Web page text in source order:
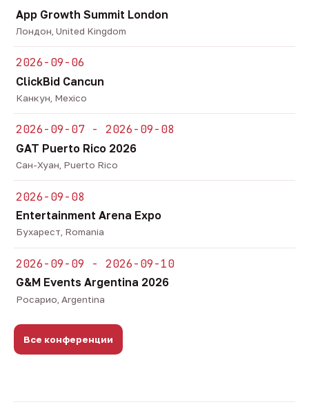
App Growth Summit London
Лондон, United Kingdom
2026-09-06
ClickBid Cancun
Канкун, Mexico
2026-09-07 - 2026-09-08
GAT Puerto Rico 2026
Сан-Хуан, Puerto Rico
2026-09-08
Entertainment Arena Expo
Бухарест, Romania
2026-09-09 - 2026-09-10
G&M Events Argentina 2026
Росарио, Argentina
Все конференции